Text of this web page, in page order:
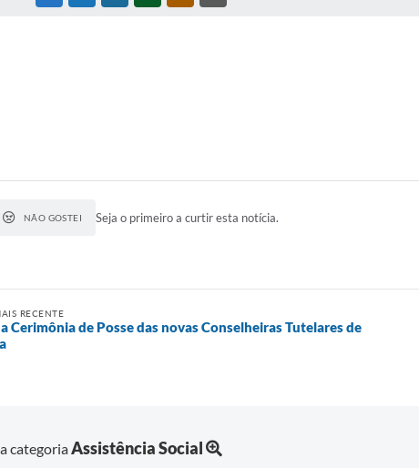
NÃO GOSTEI Seja o primeiro a curtir esta notícia.
RECENTE
Cerimônia de Posse das novas Conselheiras Tutelares de
categoriaAssistência Social